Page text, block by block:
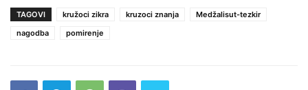
TAGOVI kružoci zikra kruzoci znanja
Medžalisut-tezkir
nagodba
pomirenje